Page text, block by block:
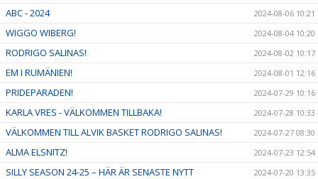
ABC - 2024 2024-08-06 10:21
WIGGO WIBERG! 2024-08-04 10:20
RODRIGO SALINAS! 2024-08-02 10:17
EM I RUMÄNIEN! 2024-08-01 12:16
PRIDEPARADEN! 2024-07-29 10:16
KARLA VRES - VÄLKOMMEN TILLBAKA! 2024-07-28 10:33
VÄLKOMMEN TILL ALVIK BASKET RODRIGO SALINAS! 2024-07-27 08:30
ALMA ELSNITZ! 2024-07-23 12:54
SILLY SEASON 24-25 – HÄR ÄR SENASTE NYTT 2024-07-20 13:35